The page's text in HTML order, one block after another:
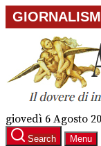
Skip
to
content
giovedì 6 Agosto
Search Menu